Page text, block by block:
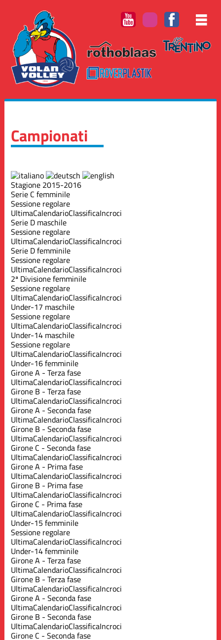
Campionati
Stagione 2015-2016
Serie C femminile
Sessione regolare
UltimaCalendarioClassificaIncroci
Serie D maschile
Sessione regolare
UltimaCalendarioClassificaIncroci
Serie D femminile
Sessione regolare
UltimaCalendarioClassificaIncroci
2ª Divisione femminile
Sessione regolare
UltimaCalendarioClassificaIncroci
Under-17 maschile
Sessione regolare
UltimaCalendarioClassificaIncroci
Under-14 maschile
Sessione regolare
UltimaCalendarioClassificaIncroci
Under-16 femminile
Girone A - Terza fase
UltimaCalendarioClassificaIncroci
Girone B - Terza fase
UltimaCalendarioClassificaIncroci
Girone A - Seconda fase
UltimaCalendarioClassificaIncroci
Girone B - Seconda fase
UltimaCalendarioClassificaIncroci
Girone C - Seconda fase
UltimaCalendarioClassificaIncroci
Girone A - Prima fase
UltimaCalendarioClassificaIncroci
Girone B - Prima fase
UltimaCalendarioClassificaIncroci
Girone C - Prima fase
UltimaCalendarioClassificaIncroci
Under-15 femminile
Sessione regolare
UltimaCalendarioClassificaIncroci
Under-14 femminile
Girone A - Terza fase
UltimaCalendarioClassificaIncroci
Girone B - Terza fase
UltimaCalendarioClassificaIncroci
Girone A - Seconda fase
UltimaCalendarioClassificaIncroci
Girone B - Seconda fase
UltimaCalendarioClassificaIncroci
Girone C - Seconda fase